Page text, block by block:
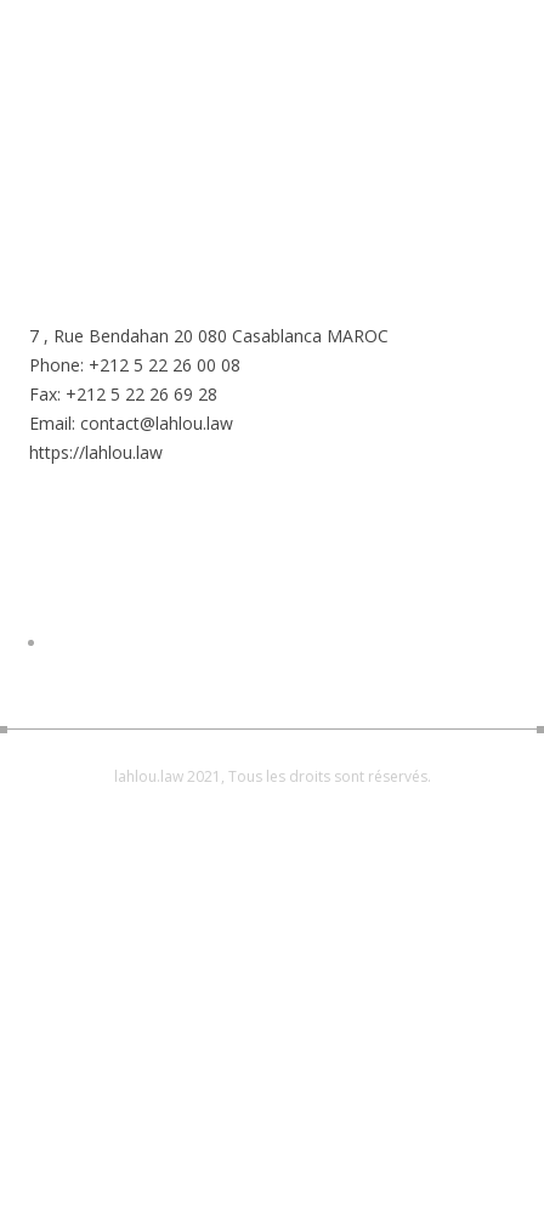
7 , Rue Bendahan 20 080 Casablanca MAROC
Phone: +212 5 22 26 00 08
Fax: +212 5 22 26 69 28
Email: contact@lahlou.law
https://lahlou.law
lahlou.law 2021, Tous les droits sont réservés.